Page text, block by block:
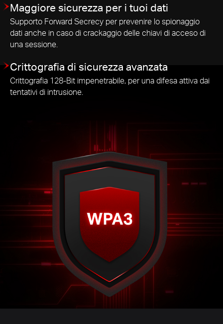
Maggiore sicurezza per i tuoi dati
Supporto Forward Secrecy per prevenire lo spionaggio
dati anche in caso di crackaggio delle chiavi di acceso di
una sessione.
Crittografia di sicurezza avanzata
Crittografia 128-Bit impenetrabile, per una difesa attiva dai
tentativi di intrusione.